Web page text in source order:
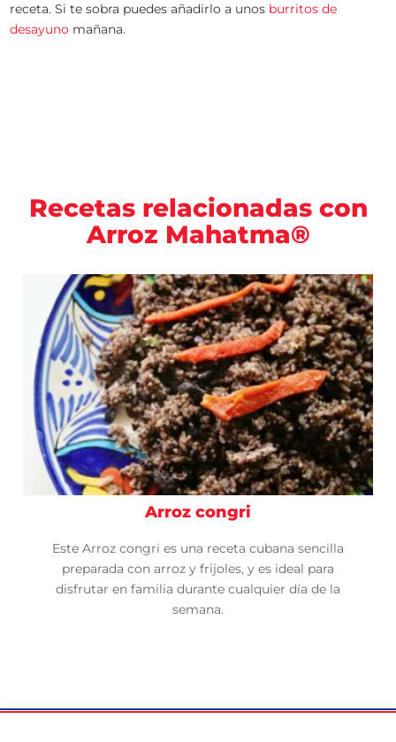
receta. Si te sobra puedes añadirlo a unos burritos de
desayuno mañana.
Recetas relacionadas con
Arroz Mahatma®
Arroz congri
Este Arroz congri es una receta cubana sencilla
preparada con arroz y frijoles, y es ideal para
disfrutar en familia durante cualquier día de la
semana.